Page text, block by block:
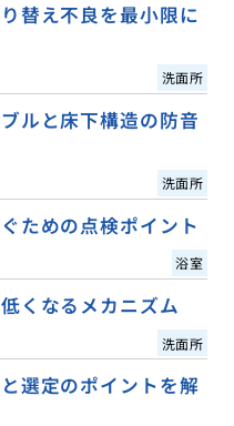
替え不良を最小限に
洗面所
ルと床下構造の防音
洗面所
ための点検ポイント
浴室
くなるメカニズム
洗面所
選定のポイントを解